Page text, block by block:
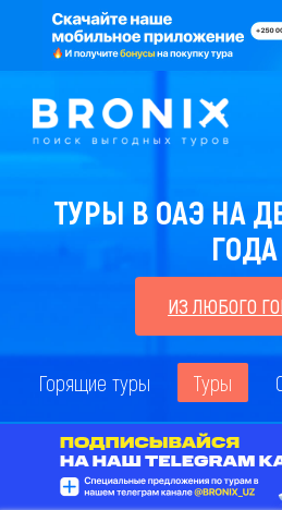
ТУРЫ В ОАЭ НА
ГОДА
ИЗ ЛЮБОГО
Горящие туры Туры